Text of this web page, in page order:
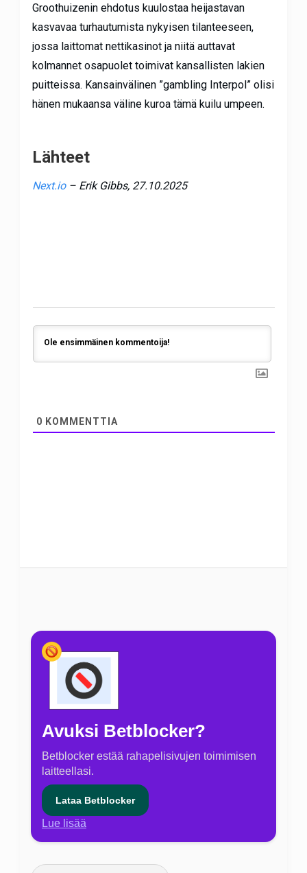
Groothuizenin ehdotus kuulostaa heijastavan
kasvavaa turhautumista nykyisen tilanteeseen,
jossa laittomat nettikasinot ja niitä auttavat
kolmannet osapuolet toimivat kansallisten lakien
puitteissa. Kansainvälinen ”gambling Interpol” olisi
hänen mukaansa väline kuroa tämä kuilu umpeen.
Lähteet
Next.io– Erik Gibbs, 27.10.2025
0 KOMMENTTIA
Avuksi Betblocker?
Betblocker estää rahapelisivujen toimimisen
laitteellasi.
Lataa Betblocker
Lue lisää